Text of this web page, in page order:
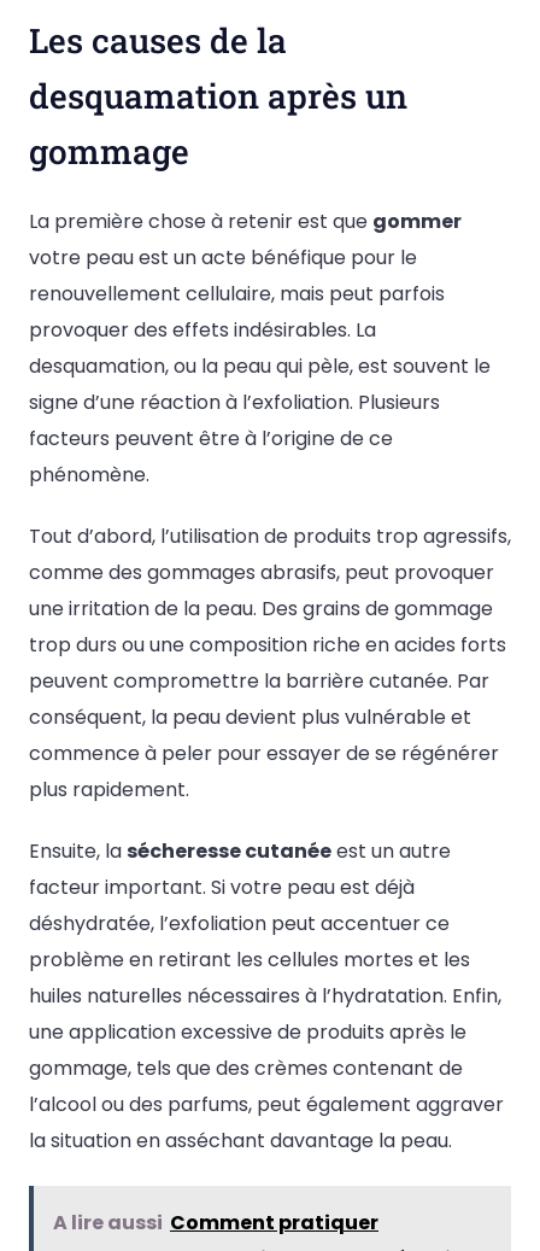
Les causes de la
desquamation après un
gommage
La première chose à retenir est que gommer
votre peau est un acte bénéfique pour le
renouvellement cellulaire, mais peut parfois
provoquer des effets indésirables. La
desquamation, ou la peau qui pèle, est souvent le
signe d’une réaction à l’exfoliation. Plusieurs
facteurs peuvent être à l’origine de ce
phénomène.
Tout d’abord, l’utilisation de produits trop agressifs,
comme des gommages abrasifs, peut provoquer
une irritation de la peau. Des grains de gommage
trop durs ou une composition riche en acides forts
peuvent compromettre la barrière cutanée. Par
conséquent, la peau devient plus vulnérable et
commence à peler pour essayer de se régénérer
plus rapidement.
Ensuite, la sécheresse cutanéeest un autre
facteur important. Si votre peau est déjà
déshydratée, l’exfoliation peut accentuer ce
problème en retirant les cellules mortes et les
huiles naturelles nécessaires à l’hydratation. Enfin,
une application excessive de produits après le
gommage, tels que des crèmes contenant de
l’alcool ou des parfums, peut également aggraver
la situation en asséchant davantage la peau.
A lire aussi Comment pratiquer